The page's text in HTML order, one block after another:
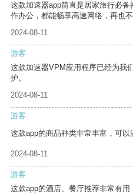
这款加速器app简直是居家旅行必
作办公，都能畅享高速网络，再也
2024-08-11
游客
这款加速器VPM应用程序已经为我
护。
2024-08-11
游客
这款app的商品种类非常丰富，可以
2024-08-11
游客
这款app的酒店、餐厅推荐非常有